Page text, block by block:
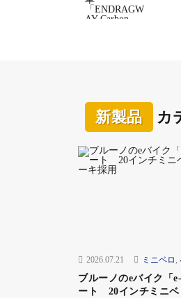
新製品 カ
2026.07.21 ミニベロ ,
ブルーノのeバイク「
ート 20インチミニベ